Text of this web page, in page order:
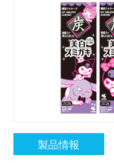
製品情報